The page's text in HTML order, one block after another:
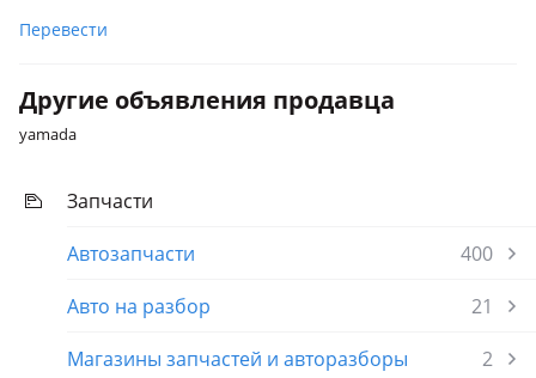
Перевести
Другие объявления продавца
yamada
Запчасти
Автозапчасти
400
Авто на разбор
21
Магазины запчастей и авторазборы
2